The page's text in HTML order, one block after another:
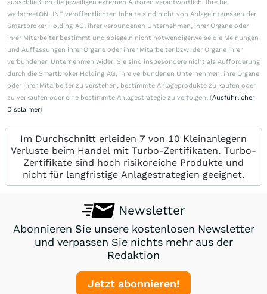
ausschließlich die jeweiligen externen Autoren verantwortlich. Ihre bei
wallstreetONLINE veröffentlichten Inhalte sind nicht von Anlageinteressen der
Smartbroker Holding AG, ihrer verbundenen Unternehmen, ihrer Organe oder
ihrer Mitarbeiter bestimmt und spiegeln nicht notwendigerweise die Meinungen
und Auffassungen ihrer Organe oder ihrer Mitarbeiter bzw. der Organe ihrer
verbundenen Unternehmen wider. Sie sind insbesondere nicht als Aufforderung
durch die Smartbroker Holding AG, ihre verbundenen Unternehmen, ihre Organe
oder ihrer Mitarbeiter zu verstehen, bestimmte Anlageprodukte zu kaufen oder
zu verkaufen oder eine bestimmte Anlagestrategie zu verfolgen. (Ausführlicher
Disclaimer)
Im Durchschnitt erleiden 7 von 10 Kleinanlegern
Verluste beim Handel mit Turbo-Zertifikaten. Turbo-
Zertifikate sind hoch risikoreiche Produkte und
nicht für langfristige Anlagestrategien geeignet.
Newsletter
Abonnieren Sie unsere kostenlosen Newsletter
und verpassen Sie nichts mehr aus der
Redaktion
Jetzt abonnieren!